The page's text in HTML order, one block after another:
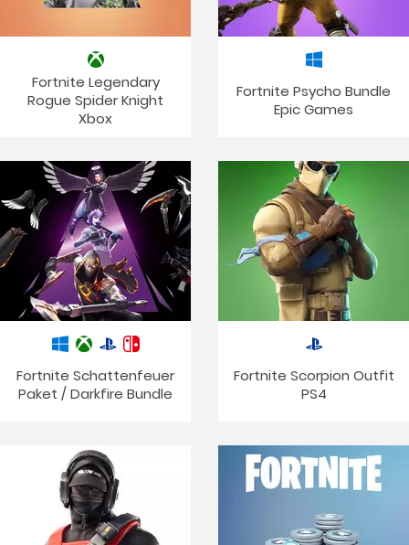
Fortnite Legendary
Rogue Spider Knight
Xbox
Fortnite Psycho Bundle
Epic Games
Fortnite Schattenfeuer
Paket / Darkfire Bundle
Fortnite Scorpion Outfit
PS4